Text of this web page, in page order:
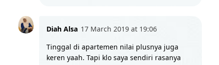
Diah Alsa 17 March 2019 at 19:06
Tinggal di apartemen nilai plusnya juga
keren yaah. Tapi klo saya sendiri rasanya